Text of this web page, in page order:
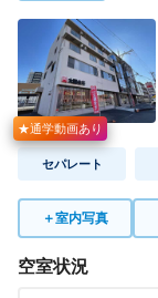
★通学動画あり
セパレート
＋室内写真
空室状況